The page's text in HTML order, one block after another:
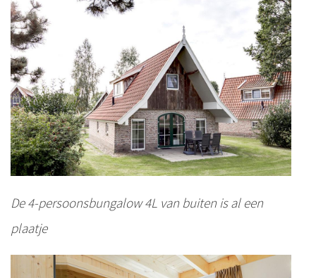
De 4-persoonsbungalow 4L van buiten is al een
plaatje